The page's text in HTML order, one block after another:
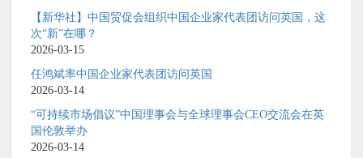
【新华社】中国贸促会组织中国企业家代表团访问英国，这
次“新”在哪？
2026-03-15
任鸿斌率中国企业家代表团访问英国
2026-03-14
“可持续市场倡议”中国理事会与全球理事会CEO交流会在英
国伦敦举办
2026-03-14